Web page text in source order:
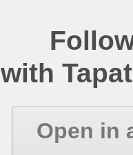
with
Open in